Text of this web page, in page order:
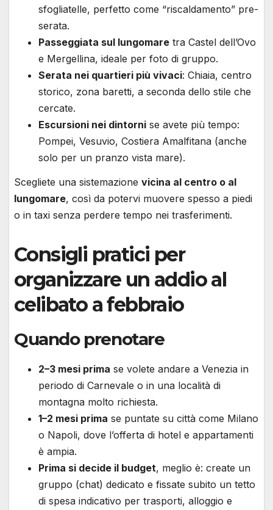
sfogliatelle, perfetto come “riscaldamento” pre-
serata.
Passeggiata sul lungomare tra Castel dell’Ovo
e Mergellina, ideale per foto di gruppo.
Serata nei quartieri più vivaci: Chiaia, centro
storico, zona baretti, a seconda dello stile che
cercate.
Escursioni nei dintorni se avete più tempo:
Pompei, Vesuvio, Costiera Amalfitana (anche
solo per un pranzo vista mare).
Scegliete una sistemazione vicina al centro o al
lungomare, così da potervi muovere spesso a piedi
o in taxi senza perdere tempo nei trasferimenti.
Consigli pratici per
organizzare un addio al
celibato a febbraio
Quando prenotare
2–3 mesi prima se volete andare a Venezia in
periodo di Carnevale o in una località di
montagna molto richiesta.
1–2 mesi prima se puntate su città come Milano
o Napoli, dove l’offerta di hotel e appartamenti
è ampia.
Prima si decide il budget, meglio è: create un
gruppo (chat) dedicato e fissate subito un tetto
di spesa indicativo per trasporti, alloggio e